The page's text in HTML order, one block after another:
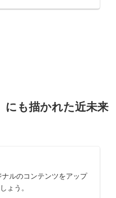
にも描かれた近未来
ルのコンテンツをアップ
ょう。